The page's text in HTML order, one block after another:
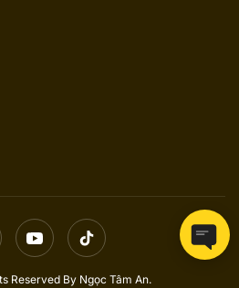
Reserved By Ngọc Tâm An.